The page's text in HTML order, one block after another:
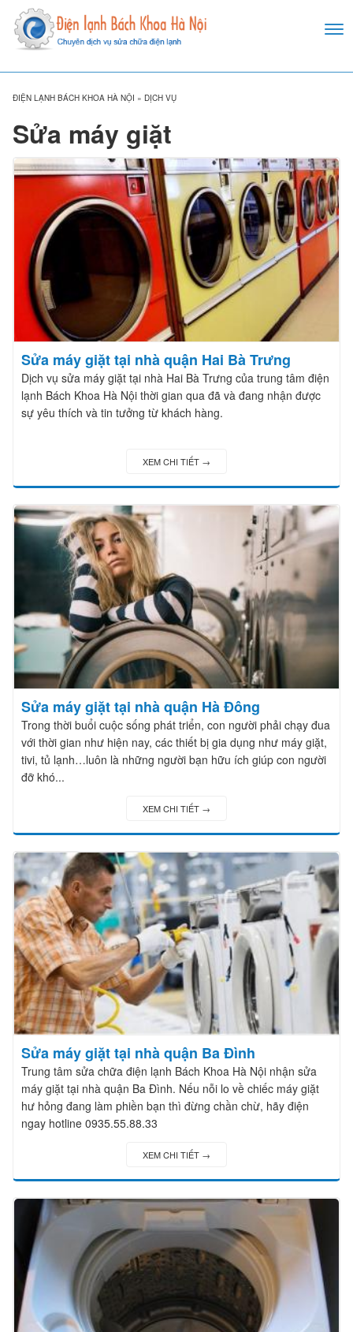
ĐIỆN LẠNH BÁCH KHOA HÀ NỘI » DỊCH VỤ
Sửa máy giặt
Sửa máy giặt tại nhà quận Hai Bà Trưng
Dịch vụ sửa máy giặt tại nhà Hai Bà Trưng của trung tâm điện
lạnh Bách Khoa Hà Nội thời gian qua đã và đang nhận được
sự yêu thích và tin tưởng từ khách hàng.
XEM CHI TIẾT →
Sửa máy giặt tại nhà quận Hà Đông
Trong thời buổi cuộc sống phát triển, con người phải chạy đua
với thời gian như hiện nay, các thiết bị gia dụng như máy giặt,
tivi, tủ lạnh…luôn là những người bạn hữu ích giúp con người
đỡ khó...
XEM CHI TIẾT →
Sửa máy giặt tại nhà quận Ba Đình
Trung tâm sửa chữa điện lạnh Bách Khoa Hà Nội nhận sửa
máy giặt tại nhà quận Ba Đình. Nếu nỗi lo về chiếc máy giặt
hư hỏng đang làm phiền bạn thì đừng chần chừ, hãy điện
ngay hotline 0935.55.88.33
XEM CHI TIẾT →